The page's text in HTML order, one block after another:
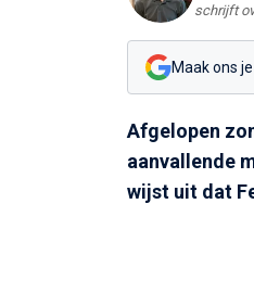
schrijft
Maak ons
Afgelopen
aanvallende
wijst uit dat